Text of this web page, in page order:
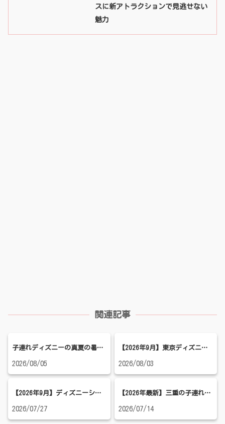
スに新アトラクションで見逃せない
魅力
関連記事
子連れディズニーの真夏の暑さ対策！ランド・シーで熱中症を防ぐ持ち物＆涼しく過ごす方法
2026/08/05
【2026年9月】東京ディズニーランド混雑予想！空いている日やハロウィーンの混雑状況を紹介
2026/08/03
【2026年9月】ディズニーシー混雑予想！ハロウィン・シルバーウィーク・穴場日を徹底解説
2026/07/27
【2026年最新】三重の子連れおすすめのお出かけ先5選！家族で行きたい人気スポットを厳選
2026/07/14